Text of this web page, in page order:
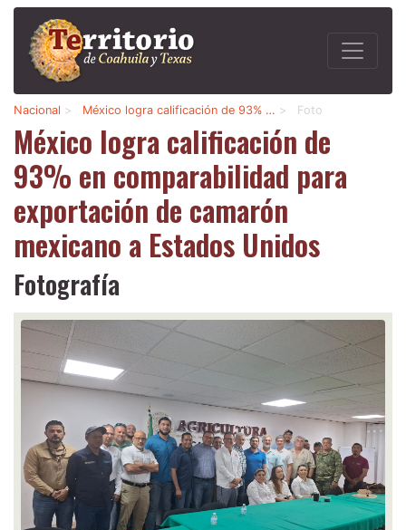
Nacional > México logra calificación de 93% … > Foto
México logra calificación de
93% en comparabilidad para
exportación de camarón
mexicano a Estados Unidos
Fotografía